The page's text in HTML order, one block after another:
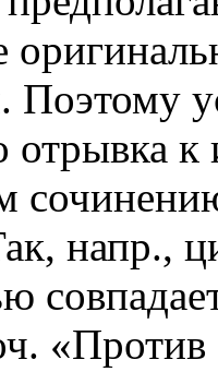
Поэтому
отрывка
напр.,